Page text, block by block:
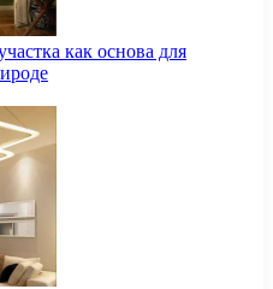
как основа для